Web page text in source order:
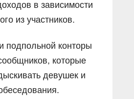
в зависимости
из участников.
подпольной конторы
которые
девушек и